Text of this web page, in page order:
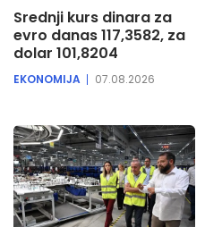
Srednji kurs dinara za
evro danas 117,3582, za
dolar 101,8204
EKONOMIJA 07.08.2026